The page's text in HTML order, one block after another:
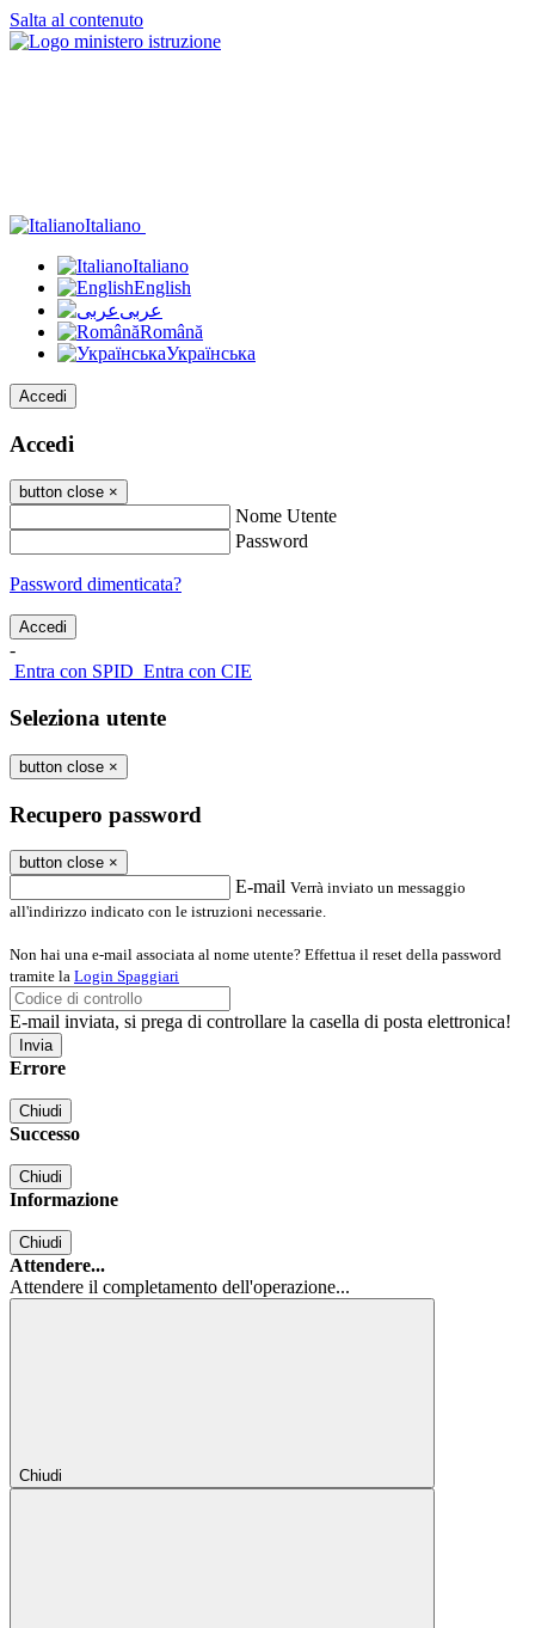
Salta al contenuto
Italiano
Italiano
English
عربى
Română
Українська
Accedi
Accedi
button close ×
Nome Utente
Password
Password dimenticata?
-
Entra con SPID Entra con CIE
Seleziona utente
button close ×
Recupero password
button close ×
E-mail Verrà inviato un messaggio
all'indirizzo indicato con le istruzioni necessarie.
Non hai una e-mail associata al nome utente? Effettua il reset della password
tramite la Login Spaggiari
E-mail inviata, si prega di controllare la casella di posta elettronica!
Errore
Chiudi
Successo
Chiudi
Informazione
Chiudi
Attendere...
Attendere il completamento dell'operazione...
Chiudi